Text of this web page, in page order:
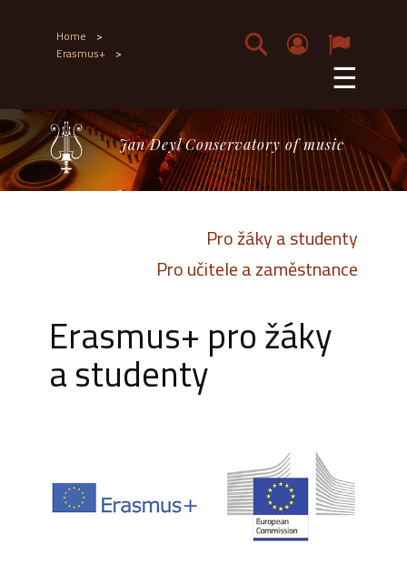
Home >
Erasmus+ > ☰
Jan Deyl Conservatory of music
Pro žáky a studenty
Pro učitele a zaměstnance
Erasmus+ pro žáky
a studenty